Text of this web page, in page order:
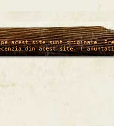
pe acest site sunt originale.
din acest site. (